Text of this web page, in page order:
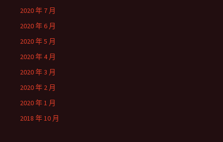
2020 年 7 月
2020 年 6 月
2020 年 5 月
2020 年 4 月
2020 年 3 月
2020 年 2 月
2020 年 1 月
2018 年 10 月